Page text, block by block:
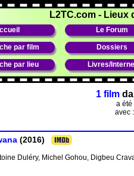
L2TC.com - Lieux
Le Forum
par film Dossiers
par lieu Livres/
1 film
a
avec
(2016)
Duléry, Michel Gohou, Digbeu